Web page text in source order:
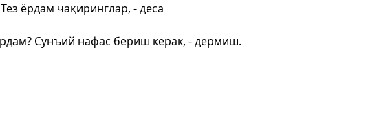
ёрдам чақиринглар, - деса
Сунъий нафас бериш керак, - дермиш.